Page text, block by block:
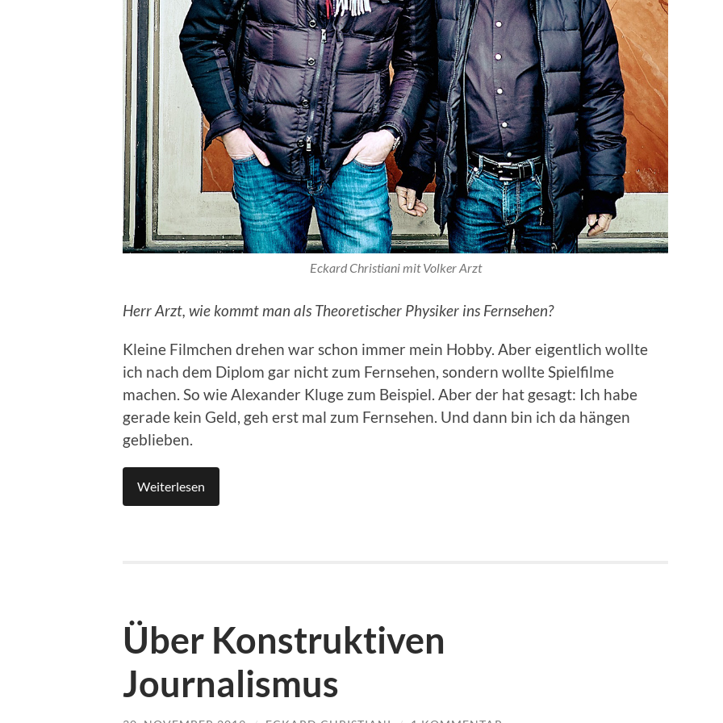
Eckard Christiani mit Volker Arzt
Herr Arzt, wie kommt man als Theoretischer Physiker ins Fernsehen?
Kleine Filmchen drehen war schon immer mein Hobby. Aber eigentlich wollte
ich nach dem Diplom gar nicht zum Fernsehen, sondern wollte Spielfilme
machen. So wie Alexander Kluge zum Beispiel. Aber der hat gesagt: Ich habe
gerade kein Geld, geh erst mal zum Fernsehen. Und dann bin ich da hängen
geblieben.
Weiterlesen
Über Konstruktiven
Journalismus